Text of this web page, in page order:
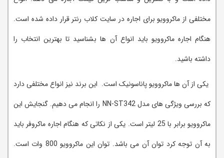
مختلفی از ماکروویو برای اجاره در سایت کلاب رنتر قرار داده شده است.
هنگام اجاره ماکروویو باید انواع آن ها بشناسید تا بهترین انتخاب را
داشته باشید.
یکی از آن ها ماکروویو پاناسونیک است. این برند نیز انواع مختلفی دارد
که بررسی ویژگی های مدل NN-ST342 را انجام می دهیم. گنجایش این
ماکروویو برابر با 25 لیتر است. یکی از نکاتی که هنگام اجاره ماکروفر باید
به آن توجه کرد توان آن می باشد. توان این ماکروویو 800 وات است.